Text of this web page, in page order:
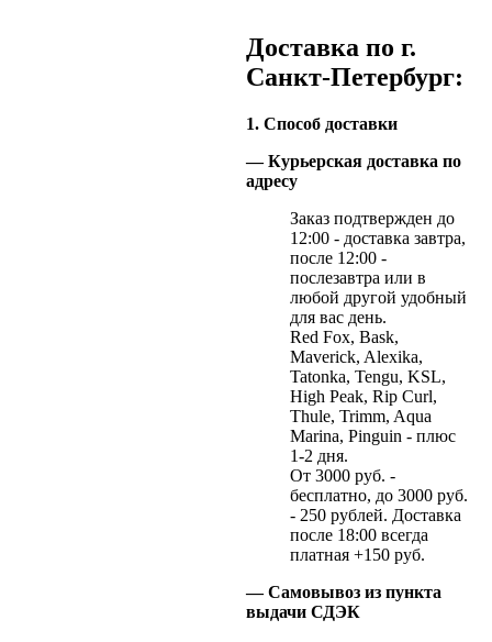
Доставка по г.
Санкт-Петербург:
1. Способ доставки
— Курьерская доставка по
адресу
Заказ подтвержден до
12:00 - доставка завтра,
после 12:00 -
послезавтра или в
любой другой удобный
для вас день.
Red Fox, Bask,
Maverick, Alexika,
Tatonka, Tengu, KSL,
High Peak, Rip Curl,
Thule, Trimm, Aqua
Marina, Pinguin - плюс
1-2 дня.
От 3000 руб. -
бесплатно, до 3000 руб.
- 250 рублей. Доставка
после 18:00 всегда
платная +150 руб.
— Самовывоз из пункта
выдачи СДЭК